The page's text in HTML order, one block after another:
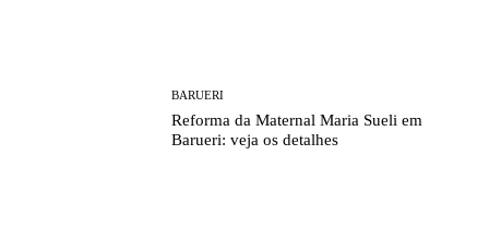
BARUERI
Reforma da Maternal Maria Sueli em
Barueri: veja os detalhes